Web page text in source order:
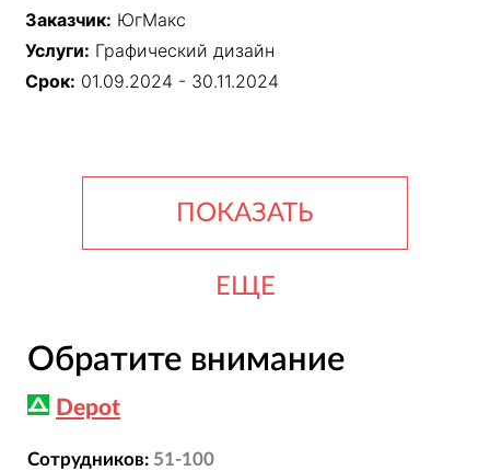
Заказчик: ЮгМакс
Услуги: Графический дизайн
Срок: 01.09.2024 - 30.11.2024
ПОКАЗАТЬ
ЕЩЕ
Обратите внимание
Depot
Сотрудников: 51-100